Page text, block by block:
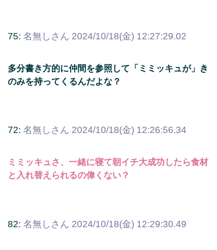
75: 名無しさん 2024/10/18(金) 12:27:29.02
多分書き方的に仲間を参照して「ミミッキュが」き
のみを持ってくるんだよな？
72: 名無しさん 2024/10/18(金) 12:26:56.34
ミミッキュさ、一緒に寝て朝イチ大成功したら食材
と入れ替えられるの偉くない？
82: 名無しさん 2024/10/18(金) 12:29:30.49